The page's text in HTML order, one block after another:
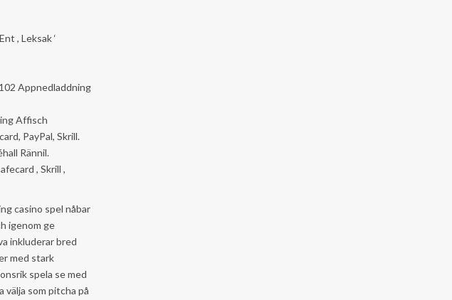
, Leksak ‘
Appnedladdning
Affisch
PayPal, Skrill.
Rännil.
, Skrill ,
casino spel nåbar
igenom ge
inkluderar bred
med stark
spela se med
välja som pitcha på